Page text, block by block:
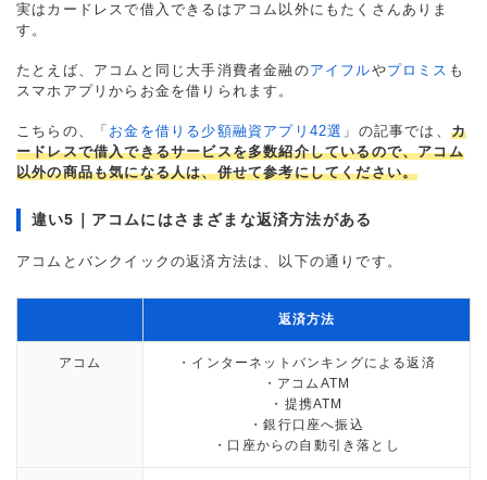
実はカードレスで借入できるはアコム以外にもたくさんありま
す。
たとえば、アコムと同じ大手消費者金融のアイフルやプロミス も
スマホアプリからお金を借りられます。
こちらの、「 お金を借りる少額融資アプリ42選 」の記事では、 カ
ードレスで借入できるサービスを多数紹介しているので、アコム
以外の商品も気になる人は、併せて参考にしてください。
違い5｜アコムにはさまざまな返済方法がある
アコムとバンクイックの返済方法は、以下の通りです。
返済方法
アコム
・インターネットバンキングによる返済
・アコムATM
・提携ATM
・銀行口座へ振込
・口座からの自動引き落とし